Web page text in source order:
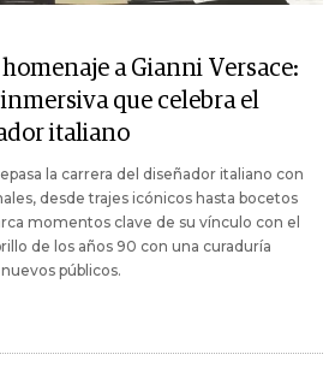
a Gianni Versace:
que celebra el
italiano
la carrera del diseñador italiano con
desde trajes icónicos hasta bocetos
momentos clave de su vínculo con el
de los años 90 con una curaduría
públicos.